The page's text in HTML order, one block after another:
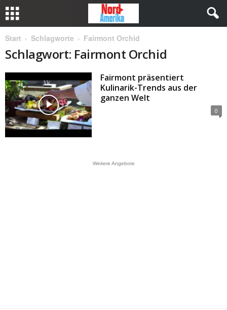
Start Schlagworte Fairmont Orchid
Schlagwort: Fairmont Orchid
Fairmont präsentiert
Kulinarik-Trends aus der
ganzen Welt
0
Weitere Angebote